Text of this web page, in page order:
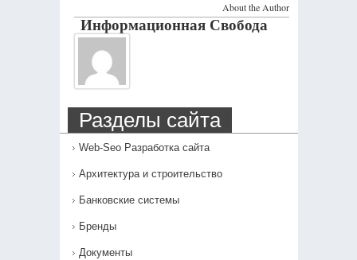
About the Author
Информационная Свобода
Разделы сайта
Web-Seo Разработка сайта
Архитектура и строительство
Банковские системы
Бренды
Документы